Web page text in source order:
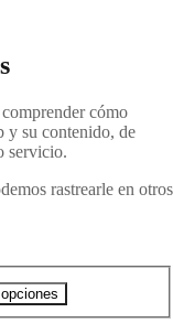
cómo
y su contenido, de
servicio.
rastrearle en otros